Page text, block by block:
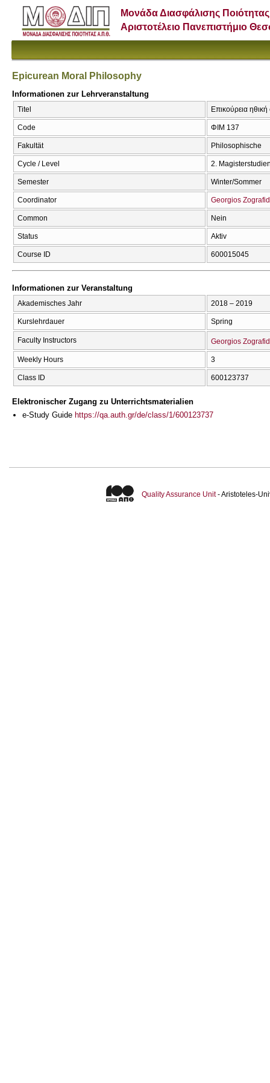
Μονάδα Διασφάλισης Ποιότητας
Αριστοτέλειο Πανεπιστήμιο
Epicurean Moral Philosophy
Informationen zur Lehrveranstaltung
Titel Επικούρεια
Code ΦΙΜ 137
Fakultät Philosophische
Cycle / Level 2.
Semester Winter/Sommer
Coordinator Georgios
Common Nein
Status Aktiv
Course ID 600015045
Informationen zur Veranstaltung
Akademisches Jahr 2018 – 2019
Kurslehrdauer Spring
Faculty Instructors Georgios
Weekly Hours 3
Class ID 600123737
Elektronischer Zugang zu Unterrichtsmaterialien
e-Study Guide https://qa.auth.gr/de/class/1/600123737
Quality Assurance Unit- Aristoteles-